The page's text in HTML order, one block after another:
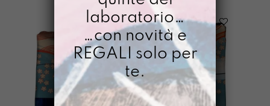
laboratorio…
…con novità e
REGALI solo per
te.